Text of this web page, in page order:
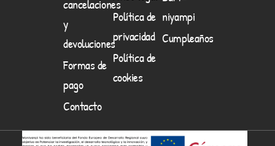
cancelaciones
y
devoluciones
Formas de
pago
Contacto
Política de
privacidad
Política de
cookies
niyampi
Cumpleaños